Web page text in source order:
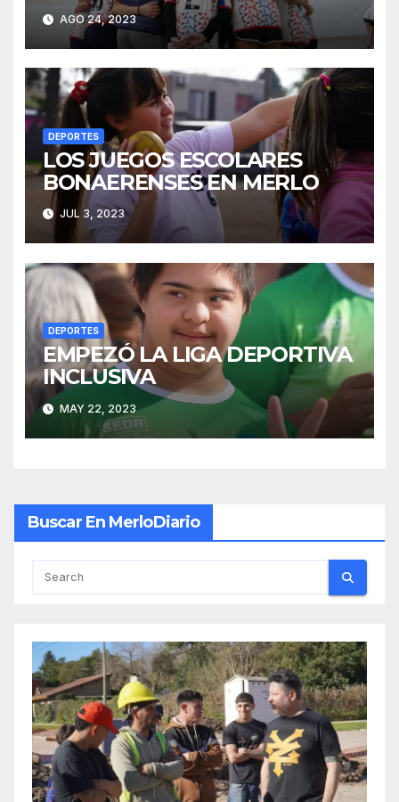
JJBB DE HANDBALL
AGO 24, 2023
DEPORTES
LOS JUEGOS ESCOLARES
BONAERENSES EN MERLO
JUL 3, 2023
DEPORTES
EMPEZÓ LA LIGA DEPORTIVA
INCLUSIVA
MAY 22, 2023
Buscar En MerloDiario